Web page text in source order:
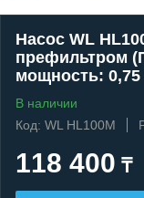
Насос WL
префильтром
мощность: 0,75
В наличии
Код: WL HL100M
118 400 ₸